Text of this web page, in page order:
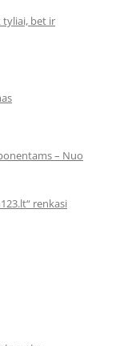
tyliai, bet ir
– Nuo
renkasi